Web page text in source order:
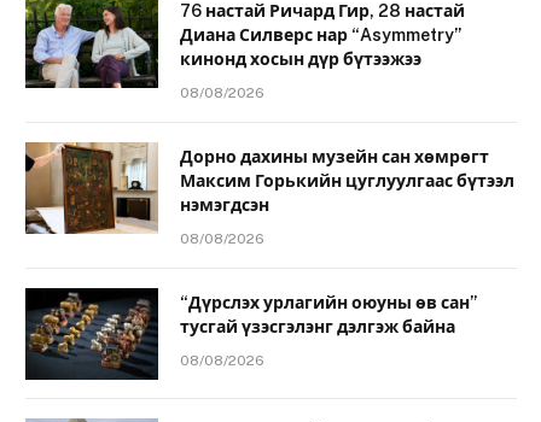
76 настай Ричард Гир, 28 настай
Диана Силверс нар “Asymmetry”
кинонд хосын дүр бүтээжээ
08/08/2026
Дорно дахины музейн сан хөмрөгт
Максим Горькийн цуглуулгаас бүтээл
нэмэгдсэн
08/08/2026
“Дүрслэх урлагийн оюуны өв сан”
тусгай үзэсгэлэнг дэлгэж байна
08/08/2026